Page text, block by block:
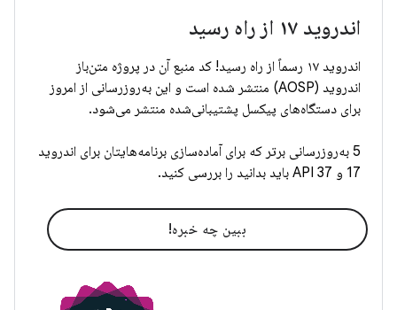
اندروید ۱۷ از راه رسید
اندروید ۱۷ رسماً از راه رسید! کد منبع آن در پروژه متن‌باز
اندروید (AOSP) منتشر شده است و این به‌روزرسانی از امروز
برای دستگاه‌های پیکسل پشتیبانی‌شده منتشر می‌شود.
5 به‌روزرسانی برتر که برای آماده‌سازی برنامه‌هایتان برای اندروید
17 و API 37 باید بدانید را بررسی کنید.
ببین چه خبره!